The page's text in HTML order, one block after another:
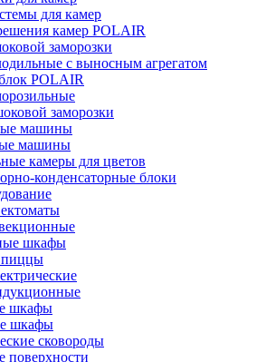
для камер
камер POLAIR
заморозки
с выносным агрегатом
POLAIR
заморозки
машины
машины
камеры для цветов
конденсаторные блоки
шкафы
пиццы
шкафы
шкафы
сковороды
поверхности